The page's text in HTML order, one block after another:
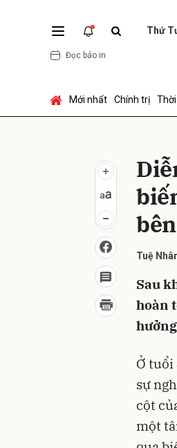
Thứ
Đọc báo in
Mới nhất Chính trị
Tuệ
Sau
hoàn
Ở tuổi
sự
cột
một